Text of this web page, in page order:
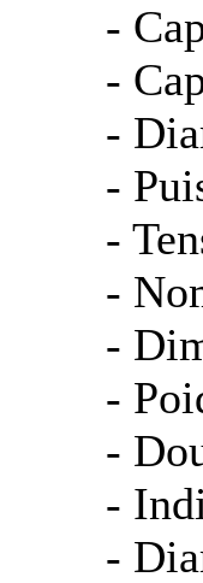
-
-
-
-
-
-
-
-
-
-
-